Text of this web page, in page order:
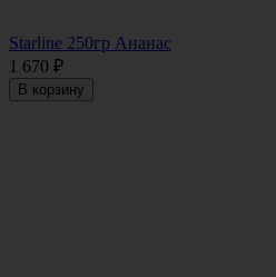
Starline 250гр Ананас
1 670 ₽
В корзину